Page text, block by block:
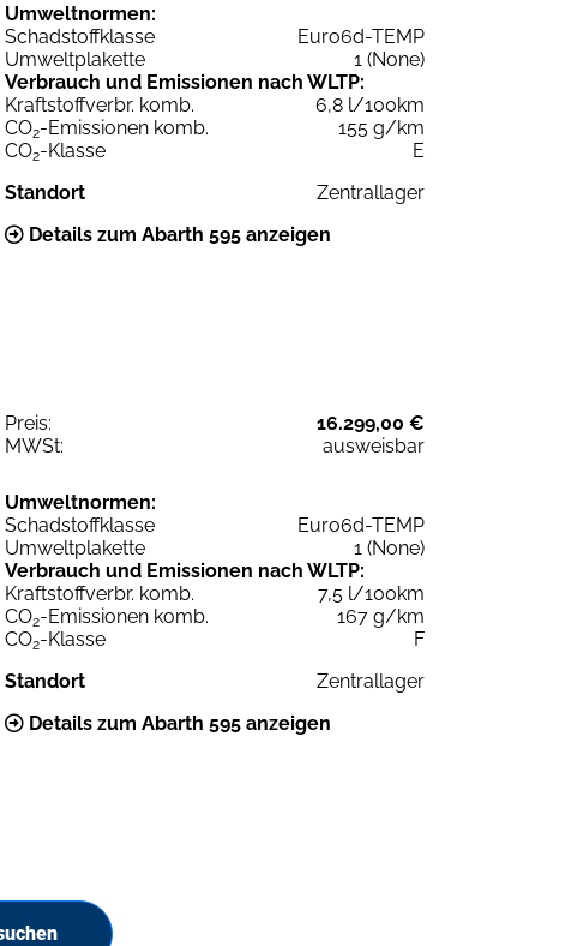
Umweltnormen:
Schadstoffklasse
Euro6d-TEMP
Umweltplakette
1 (None)
Verbrauch und Emissionen nach WLTP:
Kraftstoffverbr. komb.
6,8 l/100km
CO2-Emissionen komb.
155 g/km
CO2-Klasse
E
Standort
Zentrallager
Details zum Abarth 595 anzeigen
Preis:
16.299,00 €
MWSt:
ausweisbar
Umweltnormen:
Schadstoffklasse
Euro6d-TEMP
Umweltplakette
1 (None)
Verbrauch und Emissionen nach WLTP:
Kraftstoffverbr. komb.
7,5 l/100km
CO2-Emissionen komb.
167 g/km
CO2-Klasse
F
Standort
Zentrallager
Details zum Abarth 595 anzeigen